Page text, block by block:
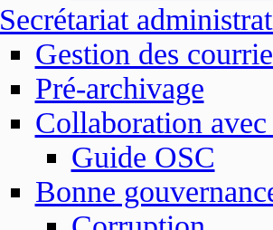
Secrétariat
Gestion des
Pré-archivage
Collaboration
Guide OSC
Bonne